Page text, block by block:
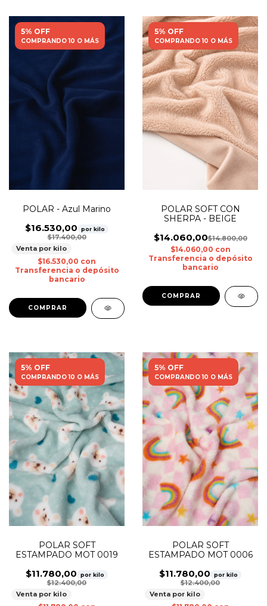
5% OFF
COMPRANDO 10 O MÁS
POLAR - Azul Marino
$16.530,00 por kilo
$17.400,00
Venta por kilo
$16.530,00 con
Transferencia o depósito
bancario
5% OFF
COMPRANDO 10 O MÁS
POLAR SOFT CON
SHERPA - BEIGE
$14.060,00$14.800,00
$14.060,00 con
Transferencia o depósito
bancario
5% OFF
COMPRANDO 10 O MÁS
POLAR SOFT
ESTAMPADO MOT 0019
$11.780,00 por kilo
$12.400,00
Venta por kilo
5% OFF
COMPRANDO 10 O MÁS
POLAR SOFT
ESTAMPADO MOT 0006
$11.780,00 por kilo
$12.400,00
Venta por kilo